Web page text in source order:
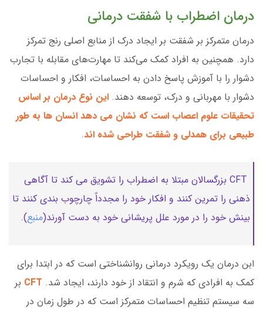
درمان اضطراب با شفقت درمانی
درمان متمرکز بر شفقت بر ایجاد درک از منابع اصلی رنج تمرکز
دارد. همچنین به افراد کمک می‌کند تا مهارت‌های مقابله با تجارب
دشوار را با آموزش پاسخ دادن به احساسات، افکار و احساسات
دشوار با مهربانی و درک، توسعه دهند. این نوع درمان بر اساس
تحقیقات علوم اعصاب است که نشان می دهد انسان ها به طور
طبیعی برای همدلی و شفقت طراحی شده اند.
CFT بزرگسالان مبتلا به اضطراب را تشویق می کند تا آگاهی
ذهنی را تمرین کنند و افکار خود را مجدداً چارچوب بندی کنند تا
بینش خود را در مورد علل پریشانی خود به دست آورند(منبع).
ابن درمان یک رویکرد درمانی روانشناختی است که در ابتدا برای
کمک به افرادی که شرم و انتقاد از خود دارند، ایجاد شد. CFT بر
سه سیستم تنظیم احساسات متمرکز است که در طول زمان در